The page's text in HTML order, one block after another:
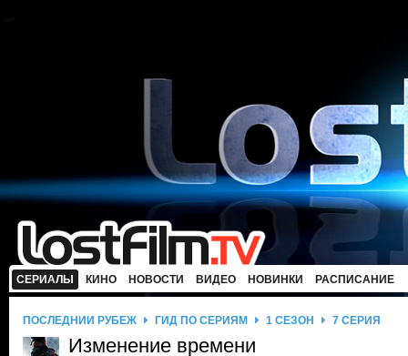
СЕРИАЛЫ КИНО НОВОСТИ ВИДЕО НОВИНКИ РАСПИСАНИЕ
ПОСЛЕДНИЙ РУБЕЖ ГИД ПО СЕРИЯМ 1 СЕЗОН 7 СЕРИЯ
Изменение времени